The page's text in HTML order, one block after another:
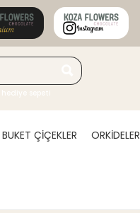
hediye sepeti
BUKET ÇİÇEKLER ORKİDELER